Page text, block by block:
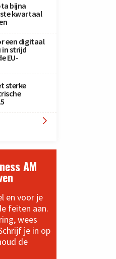
bijna
kwartaal
een digitaal
in strijd
EU-
sterke

AM
en voor je
feiten aan.
wees
je in op
de